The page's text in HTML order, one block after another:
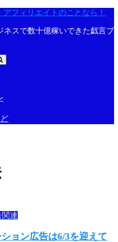
ネスで数十億稼いできた戯言ブ
関連
ョン広告は6/3を迎えて